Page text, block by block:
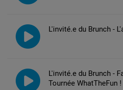
L'invité.e du Brunch -
L'invité.e du Brunch -
Tournée WhatTheFun !